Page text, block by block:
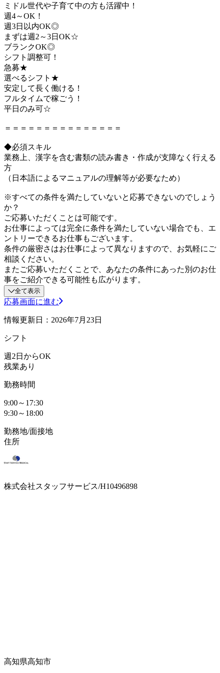
ミドル世代や子育て中の方も活躍中！
週4～OK！
週3日以内OK◎
まずは週2～3日OK☆
ブランクOK◎
シフト調整可！
急募★
選べるシフト★
安定して長く働ける！
フルタイムで稼ごう！
平日のみ可☆
＝＝＝＝＝＝＝＝＝＝＝＝＝＝＝
◆必須スキル
業務上、漢字を含む書類の読み書き・作成が支障なく行える
方
（日本語によるマニュアルの理解等が必要なため）
※すべての条件を満たしていないと応募できないのでしょう
か？
ご応募いただくことは可能です。
お仕事によっては完全に条件を満たしていない場合でも、エ
ントリーできるお仕事もございます。
条件の厳密さはお仕事によって異なりますので、お気軽にご
相談ください。
またご応募いただくことで、あなたの条件にあった別のお仕
事をご紹介できる可能性も広がります。
全て表示
応募画面に進む
情報更新日：2026年7月23日
シフト
週2日からOK
残業あり
勤務時間
9:00～17:30
9:30～18:00
勤務地/面接地
住所
株式会社スタッフサービス/H10496898
高知県高知市